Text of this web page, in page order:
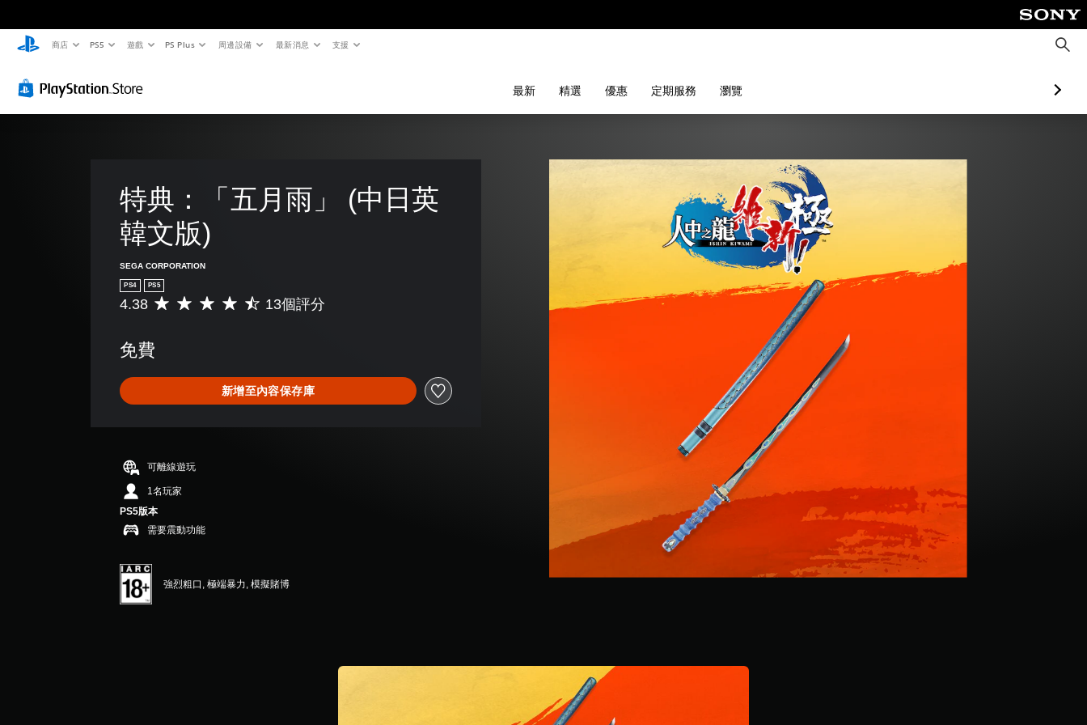
商店 PS5 遊戲 PS Plus 周邊設備 最新消息 支援
搜
尋
最新 精選 優惠 定期服務 瀏覽
特典：「五月雨」 (中日英
韓文版)
SEGA CORPORATION
PS4 PS5
平
分
4
.
8
星
（
滿
分
顆
）
，
共
4.38 13個評分
免費
新增至內容保存庫
可離線遊玩
1名玩家
PS5版本
需要震動功能
強烈粗口, 極端暴力, 模擬賭博